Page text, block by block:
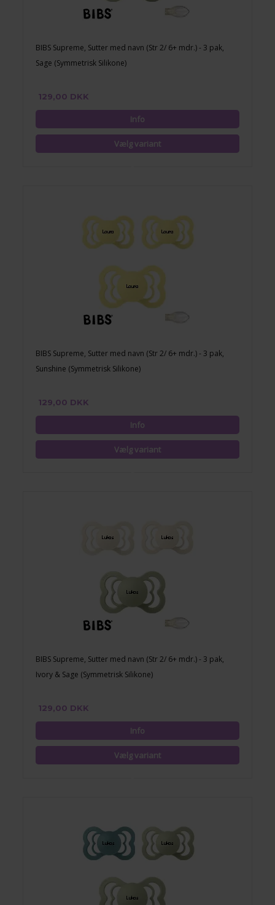
BIBS Supreme, Sutter med navn (Str 2/ 6+ mdr.) - 3 pak,
Sage (Symmetrisk Silikone)
129,00 DKK
BIBS Supreme, Sutter med navn (Str 2/ 6+ mdr.) - 3 pak,
Sunshine (Symmetrisk Silikone)
129,00 DKK
BIBS Supreme, Sutter med navn (Str 2/ 6+ mdr.) - 3 pak,
Ivory & Sage (Symmetrisk Silikone)
129,00 DKK